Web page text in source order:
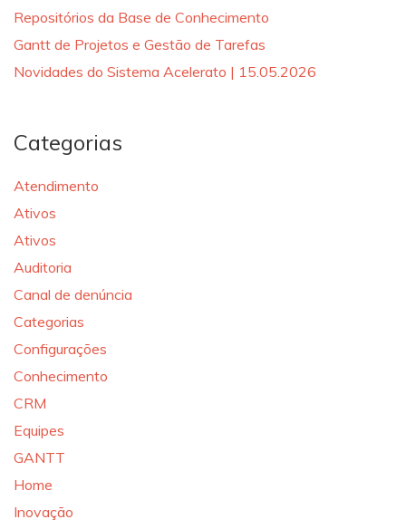
Repositórios da Base de Conhecimento
Gantt de Projetos e Gestão de Tarefas
Novidades do Sistema Acelerato | 15.05.2026
Categorias
Atendimento
Ativos
Ativos
Auditoria
Canal de denúncia
Categorias
Configurações
Conhecimento
CRM
Equipes
GANTT
Home
Inovação